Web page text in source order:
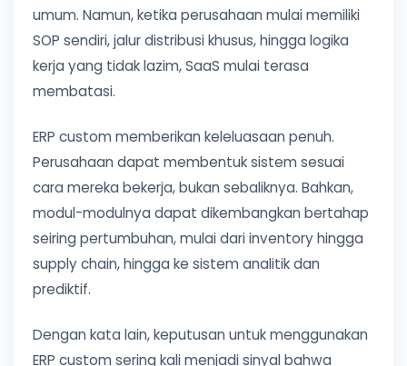
umum. Namun, ketika perusahaan mulai memiliki
SOP sendiri, jalur distribusi khusus, hingga logika
kerja yang tidak lazim, SaaS mulai terasa
membatasi.
ERP custom memberikan keleluasaan penuh.
Perusahaan dapat membentuk sistem sesuai
cara mereka bekerja, bukan sebaliknya. Bahkan,
modul-modulnya dapat dikembangkan bertahap
seiring pertumbuhan, mulai dari inventory hingga
supply chain, hingga ke sistem analitik dan
prediktif.
Dengan kata lain, keputusan untuk menggunakan
ERP custom sering kali menjadi sinyal bahwa